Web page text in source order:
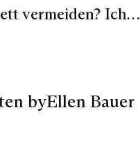
vermeiden? Ich…
byEllen Bauer